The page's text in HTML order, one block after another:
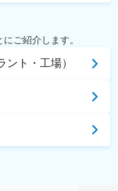
ご紹介します。
ト・工場）